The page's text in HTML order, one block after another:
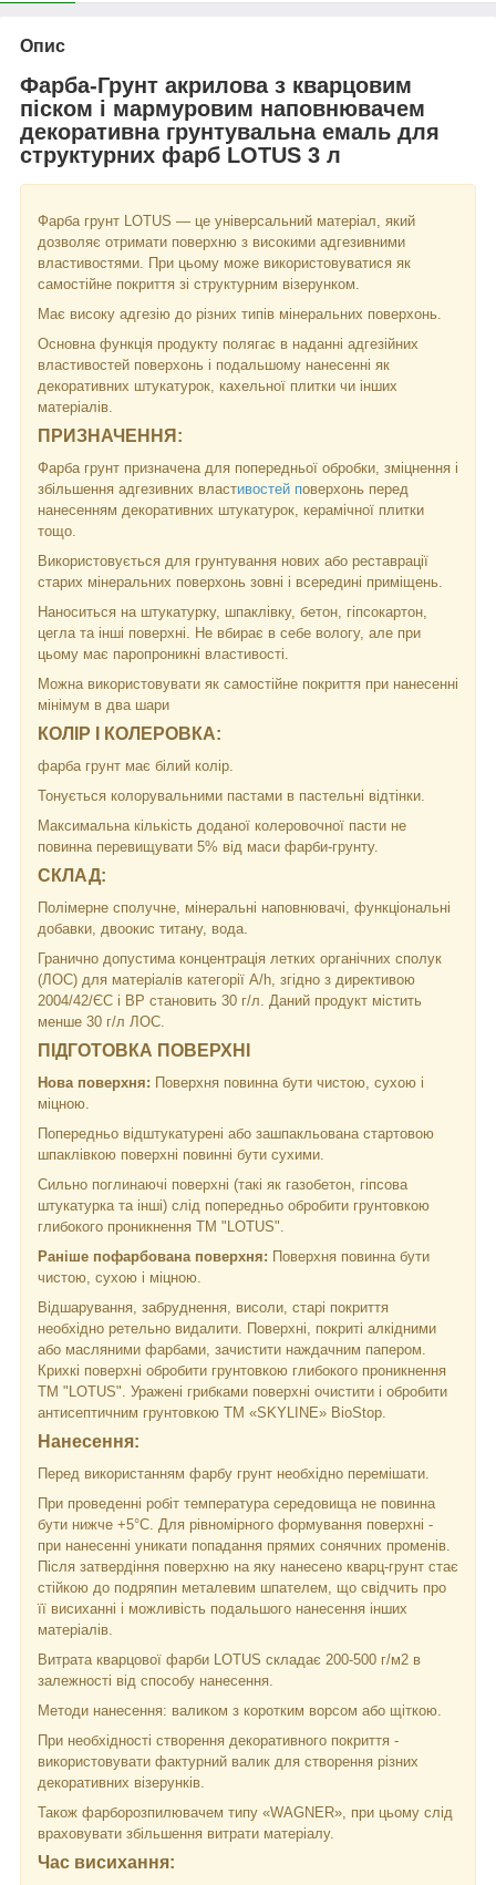
Опис
Фарба-Грунт акрилова з кварцовим
піском і мармуровим наповнювачем
декоративна грунтувальна емаль для
структурних фарб LOTUS 3 л
Фарба грунт LOTUS — це універсальний матеріал, який
дозволяє отримати поверхню з високими адгезивними
властивостями. При цьому може використовуватися як
самостійне покриття зі структурним візерунком.
Має високу адгезію до різних типів мінеральних поверхонь.
Основна функція продукту полягає в наданні адгезійних
властивостей поверхонь і подальшому нанесенні як
декоративних штукатурок, кахельної плитки чи інших
матеріалів.
ПРИЗНАЧЕННЯ:
Фарба грунт призначена для попередньої обробки, зміцнення і
збільшення адгезивних властивостей поверхонь перед
нанесенням декоративних штукатурок, керамічної плитки
тощо.
Використовується для грунтування нових або реставрації
старих мінеральних поверхонь зовні і всередині приміщень.
Наноситься на штукатурку, шпаклівку, бетон, гіпсокартон,
цегла та інші поверхні. Не вбирає в себе вологу, але при
цьому має паропроникні властивості.
Можна використовувати як самостійне покриття при нанесенні
мінімум в два шари
КОЛІР І КОЛЕРОВКА:
фарба грунт має білий колір.
Тонується колорувальними пастами в пастельні відтінки.
Максимальна кількість доданої колеровочної пасти не
повинна перевищувати 5% від маси фарби-грунту.
СКЛАД:
Полімерне сполучне, мінеральні наповнювачі, функціональні
добавки, двоокис титану, вода.
Гранично допустима концентрація летких органічних сполук
(ЛОС) для матеріалів категорії А/h, згідно з директивою
2004/42/ЄС і ВР становить 30 г/л. Даний продукт містить
менше 30 г/л ЛОС.
ПІДГОТОВКА ПОВЕРХНІ
Нова поверхня: Поверхня повинна бути чистою, сухою і
міцною.
Попередньо відштукатурені або зашпакльована стартовою
шпаклівкою поверхні повинні бути сухими.
Сильно поглинаючі поверхні (такі як газобетон, гіпсова
штукатурка та інші) слід попередньо обробити грунтовкою
глибокого проникнення ТМ "LOTUS".
Раніше пофарбована поверхня: Поверхня повинна бути
чистою, сухою і міцною.
Відшарування, забруднення, висоли, старі покриття
необхідно ретельно видалити. Поверхні, покриті алкідними
або масляними фарбами, зачистити наждачним папером.
Крихкі поверхні обробити грунтовкою глибокого проникнення
ТМ "LOTUS". Уражені грибками поверхні очистити і обробити
антисептичним грунтовкою ТМ «SKYLINE» BioStop.
Нанесення:
Перед використанням фарбу грунт необхідно перемішати.
При проведенні робіт температура середовища не повинна
бути нижче +5°С. Для рівномірного формування поверхні -
при нанесенні уникати попадання прямих сонячних променів.
Після затвердіння поверхню на яку нанесено кварц-грунт стає
стійкою до подряпин металевим шпателем, що свідчить про
її висиханні і можливість подальшого нанесення інших
матеріалів.
Витрата кварцової фарби LOTUS складає 200-500 г/м2 в
залежності від способу нанесення.
Методи нанесення: валиком з коротким ворсом або щіткою.
При необхідності створення декоративного покриття -
використовувати фактурний валик для створення різних
декоративних візерунків.
Також фарборозпилювачем типу «WAGNER», при цьому слід
враховувати збільшення витрати матеріалу.
Час висихання: